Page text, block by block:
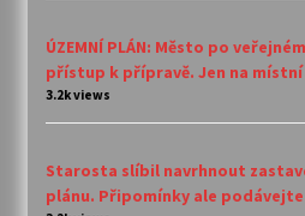
ÚZEMNÍ PLÁN: Město po
přístup k přípravě. Jen na
3.2k views
Starosta slíbil navrhnout
plánu. Připomínky ale